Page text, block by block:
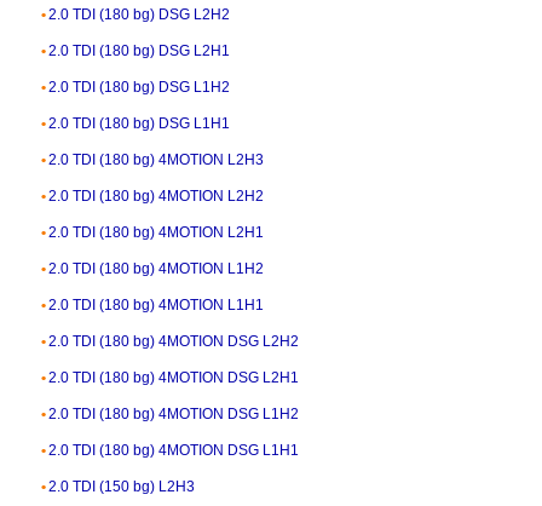
2.0 TDI (180 bg) DSG L2H2
2.0 TDI (180 bg) DSG L2H1
2.0 TDI (180 bg) DSG L1H2
2.0 TDI (180 bg) DSG L1H1
2.0 TDI (180 bg) 4MOTION L2H3
2.0 TDI (180 bg) 4MOTION L2H2
2.0 TDI (180 bg) 4MOTION L2H1
2.0 TDI (180 bg) 4MOTION L1H2
2.0 TDI (180 bg) 4MOTION L1H1
2.0 TDI (180 bg) 4MOTION DSG L2H2
2.0 TDI (180 bg) 4MOTION DSG L2H1
2.0 TDI (180 bg) 4MOTION DSG L1H2
2.0 TDI (180 bg) 4MOTION DSG L1H1
2.0 TDI (150 bg) L2H3